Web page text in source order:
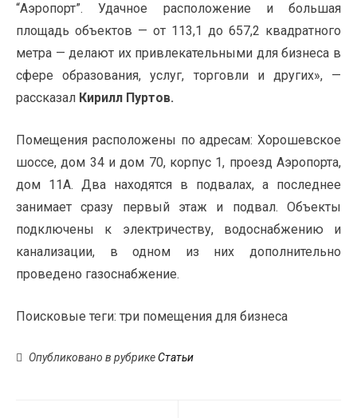
“Аэропорт”. Удачное расположение и большая
площадь объектов — от 113,1 до 657,2 квадратного
метра — делают их привлекательными для бизнеса в
сфере образования, услуг, торговли и других», —
рассказал Кирилл Пуртов.
Помещения расположены по адресам: Хорошевское
шоссе, дом 34 и дом 70, корпус 1, проезд Аэропорта,
дом 11А. Два находятся в подвалах, а последнее
занимает сразу первый этаж и подвал. Объекты
подключены к электричеству, водоснабжению и
канализации, в одном из них дополнительно
проведено газоснабжение.
Поисковые теги: три помещения для бизнеса
Опубликовано в рубрикеСтатьи